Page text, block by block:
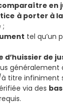
en
à porter à
;
tel qu’un
d’huissier de
généralement
titre infiniment
via des